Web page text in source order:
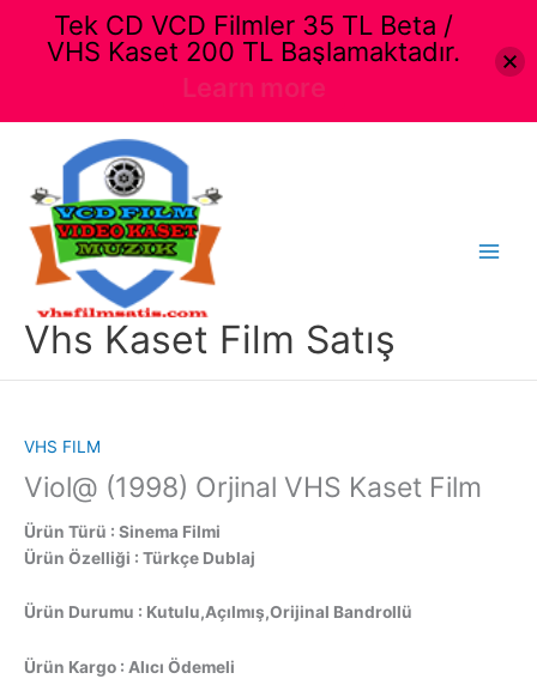
Vhs Kaset Film Satış
VHS FILM
Viol@ (1998) Orjinal VHS Kaset Film
Ürün Türü : Sinema Filmi
Ürün Özelliği : Türkçe Dublaj
Ürün Durumu : Kutulu,Açılmış,Orijinal Bandrollü
Ürün Kargo : Alıcı Ödemeli
Tek CD VCD Filmler 35 TL Beta /
VHS Kaset 200 TL Başlamaktadır.
Learn more